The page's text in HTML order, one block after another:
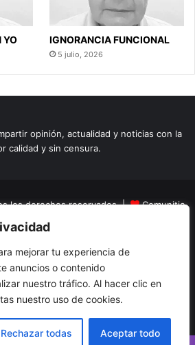
mejorar tu experiencia de
anuncios o contenido
nuestro tráfico. Al hacer clic en
nuestro uso de cookies.
Rechazar todas Aceptar todo
YO IGNORANCIA FUNCIONAL
5 julio, 2026
opinión, actualidad y noticias con la
calidad y sin censura.
los derechos reservados |
Comunitic
BICNit 901228106
Opinion Turismo
Caricaturas Reportajes
FacebookYouTubeInstagram